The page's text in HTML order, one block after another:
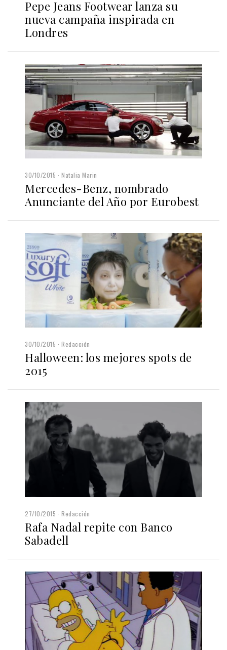
Pepe Jeans Footwear lanza su
nueva campaña inspirada en
Londres
30/10/2015 Natalia Marin
Mercedes-Benz, nombrado
Anunciante del Año por Eurobest
30/10/2015 Redacción
Halloween: los mejores spots de
2015
27/10/2015 Redacción
Rafa Nadal repite con Banco
Sabadell